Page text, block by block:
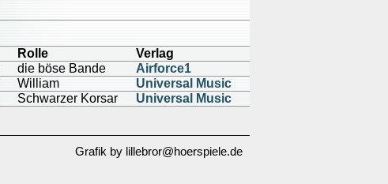
Rolle
Verlag
die böse Bande
Airforce1
William
Universal Music
Schwarzer Korsar Universal Music
Grafik by lillebror@hoerspiele.de